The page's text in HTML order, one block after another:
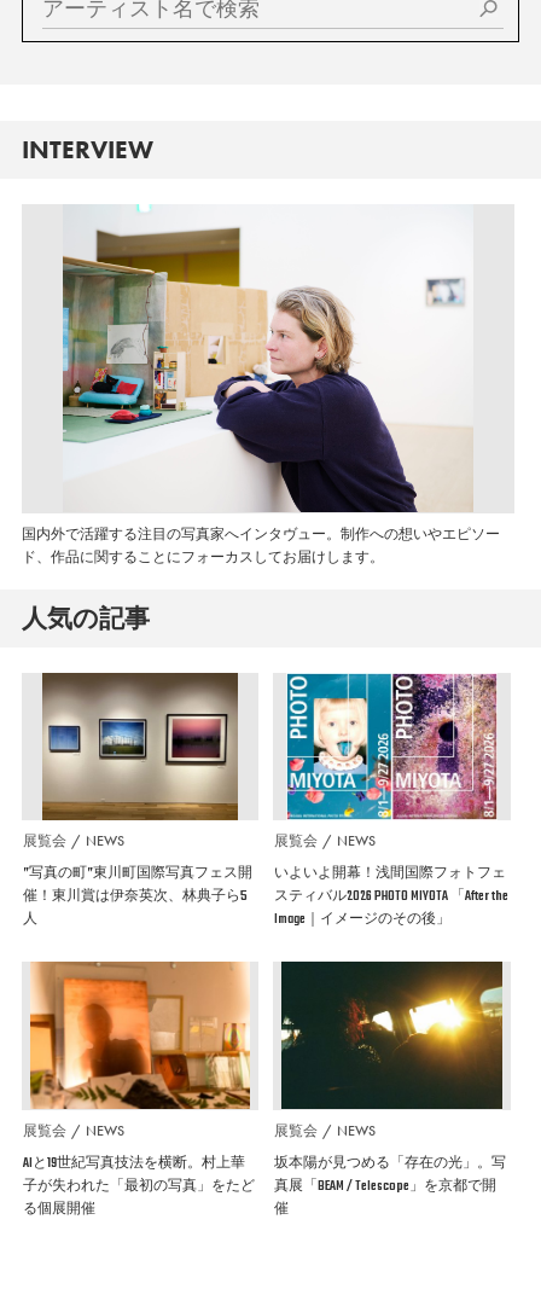
INTERVIEW
国内外で活躍する注目の写真家へインタヴュー。制作への想いやエピソー
ド、作品に関することにフォーカスしてお届けします。
人気の記事
展覧会 NEWS
”写真の町”東川町国際写真フェス開
催！東川賞は伊奈英次、林典子ら5
人
展覧会 NEWS
いよいよ開幕！浅間国際フォトフェ
スティバル2026 PHOTO MIYOTA 「After the
Image｜イメージのその後」
展覧会 NEWS
AIと19世紀写真技法を横断。村上華
子が失われた「最初の写真」をたど
る個展開催
展覧会 NEWS
坂本陽が見つめる「存在の光」。写
真展「BEAM / Telescope」を京都で開
催